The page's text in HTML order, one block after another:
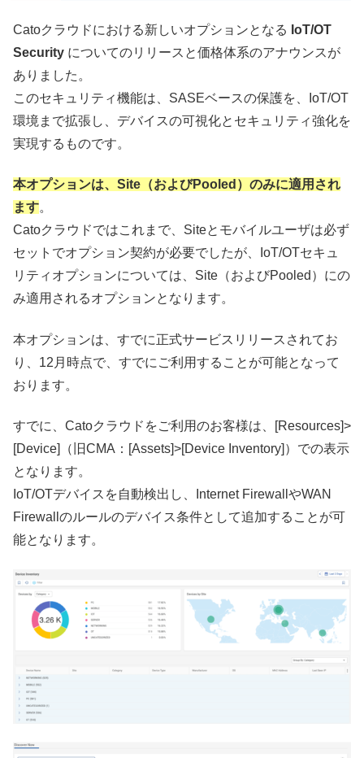
Catoクラウドにおける新しいオプションとなる IoT/OT
Security についてのリリースと価格体系のアナウンスが
ありました。
このセキュリティ機能は、SASEベースの保護を、IoT/OT
環境まで拡張し、デバイスの可視化とセキュリティ強化を
実現するものです。
本オプションは、Site（およびPooled）のみに適用され
ます。
Catoクラウドではこれまで、Siteとモバイルユーザは必ず
セットでオプション契約が必要でしたが、IoT/OTセキュ
リティオプションについては、Site（およびPooled）にの
み適用されるオプションとなります。
本オプションは、すでに正式サービスリリースされてお
り、12月時点で、すでにご利用することが可能となって
おります。
すでに、Catoクラウドをご利用のお客様は、[Resources]>
[Device]（旧CMA：[Assets]>[Device Inventory]）での表示
となります。
IoT/OTデバイスを自動検出し、Internet FirewallやWAN
Firewallのルールのデバイス条件として追加することが可
能となります。